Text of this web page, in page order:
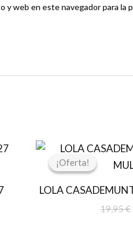
y web en este navegador para la
¡Oferta!
¡Oferta!
LOLA
19,95€